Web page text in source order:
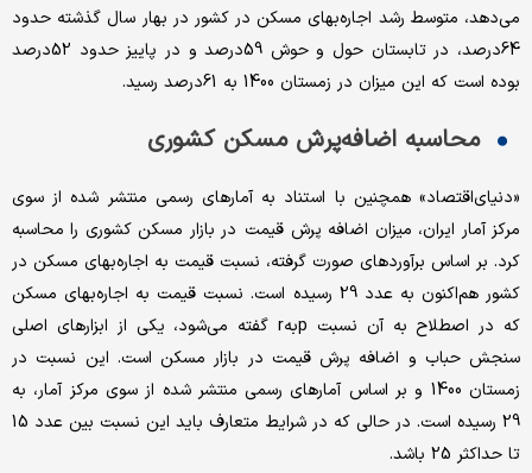
می‌دهد، متوسط رشد اجاره‌‌‌‌بهای مسکن در کشور در بهار سال گذشته حدود
64‌درصد، در تابستان حول و حوش 59‌درصد و در پاییز حدود 52‌درصد
بوده است که این میزان در زمستان 1400 به 61‌درصد رسید.
محاسبه اضافه‌‌‌‌پرش مسکن کشوری
«دنیای‌اقتصاد» همچنین با استناد به آمارهای رسمی منتشر شده از سوی
مرکز آمار ایران، میزان اضافه پرش قیمت در بازار مسکن کشوری را محاسبه
کرد. بر اساس برآوردهای صورت گرفته، نسبت قیمت به اجاره‌‌‌‌بهای مسکن در
کشور هم‌‌‌‌اکنون به عدد 29 رسیده است. نسبت قیمت به اجاره‌‌‌‌بهای مسکن
که در اصطلاح به آن نسبت pبهr گفته می‌شود، یکی از ابزارهای اصلی
سنجش حباب و اضافه پرش قیمت در بازار مسکن است. این نسبت در
زمستان 1400 و بر اساس آمارهای رسمی منتشر شده از سوی مرکز آمار، به
29 رسیده است. در حالی که در شرایط متعارف باید این نسبت بین عدد 15
تا حداکثر 25 باشد.